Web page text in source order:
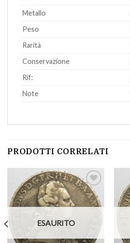
Metallo
Peso
Rarità
Conservazione
Rif:
Note
PRODOTTI CORRELATI
ESAURITO